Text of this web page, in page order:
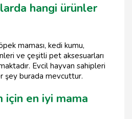
hangi ürünler
maması, kedi kumu,
ve çeşitli pet aksesuarları
Evcil hayvan sahipleri
şey burada mevcuttur.
için en iyi mama